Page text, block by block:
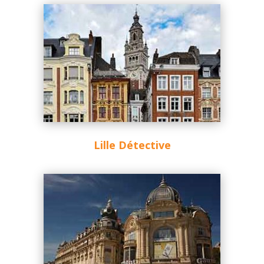
Lille Détective